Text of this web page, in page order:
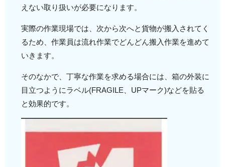
えない取り扱いが必要になります。
実際の作業現場では、次から次へと貨物が搬入されてく
るため、作業員は流れ作業でどんどん搬入作業を進めて
いきます。
そのなかで、丁寧な作業を求める場合には、箱の外装に
目立つようにラベル(FRAGILE、UPマーク)などを貼る
と効果的です。